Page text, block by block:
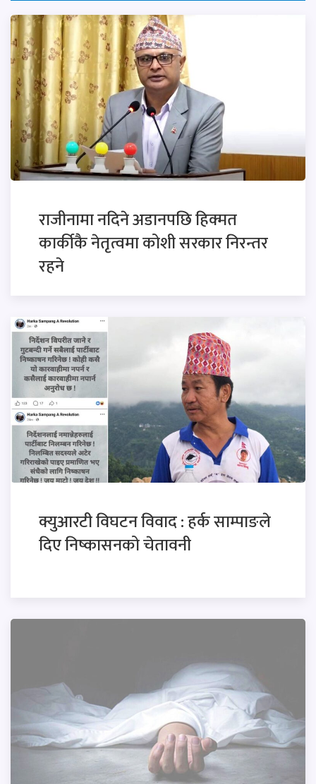
राजीनामा नदिने अडानपछि हिक्मत
कार्कीकै नेतृत्वमा कोशी सरकार निरन्तर
रहने
क्युआरटी विघटन विवाद : हर्क साम्पाङले
दिए निष्कासनको चेतावनी